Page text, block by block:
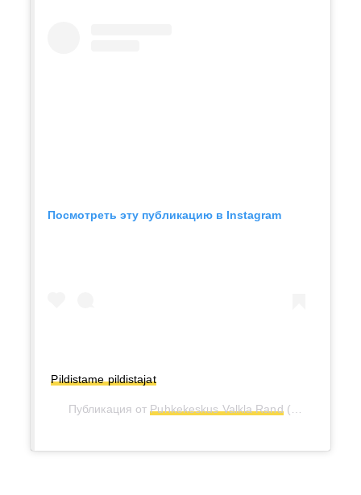
Посмотреть эту публикацию в Instagram
Pildistame pildistajat
Публикация отPuhkekeskus Valkla Rand(@valklarand)